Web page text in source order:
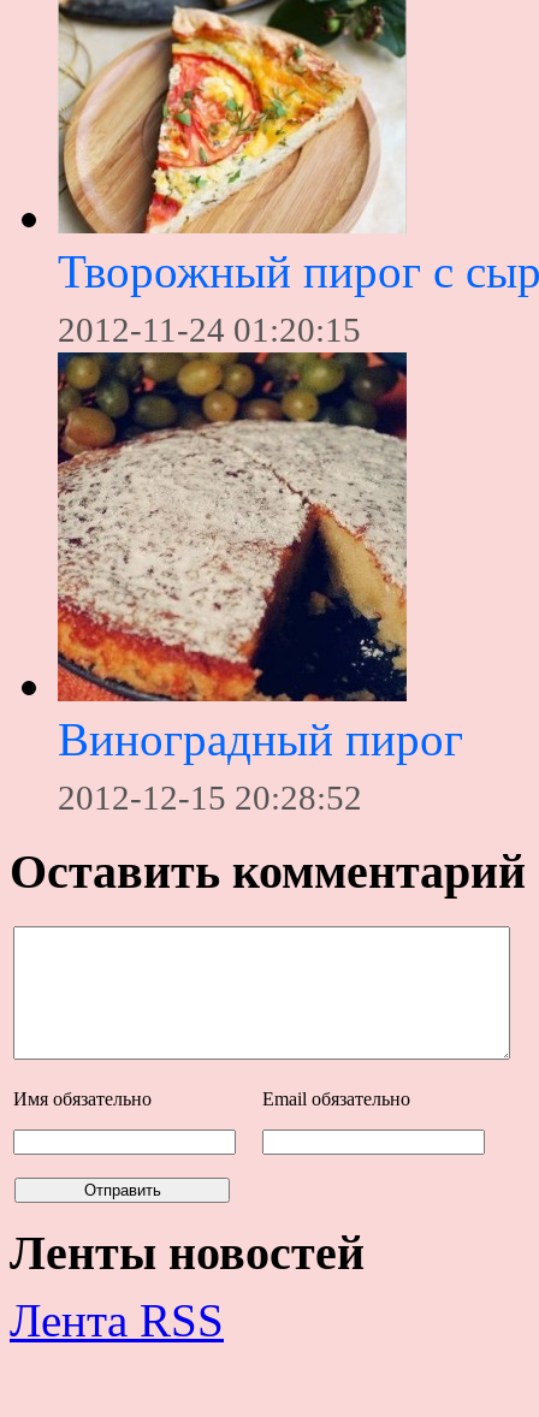
Творожный пирог с
2012-11-24 01:20:15
Виноградный пирог
2012-12-15 20:28:52
Оставить комментарий
Имя обязательно Email обязательно
Ленты новостей
Лента RSS